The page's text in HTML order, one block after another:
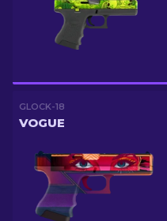
GLOCK-18
VOGUE